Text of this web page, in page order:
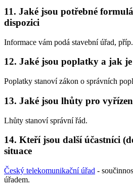
11. Jaké jsou potřebné
dispozici
Informace vám podá stavební úřad,
12. Jaké jsou poplatky a jak
Poplatky stanoví zákon o správních
13. Jaké jsou lhůty pro
Lhůty stanoví správní řád.
14. Kteří jsou další účastníci
situace
Český telekomunikační úřad -
úřadem.